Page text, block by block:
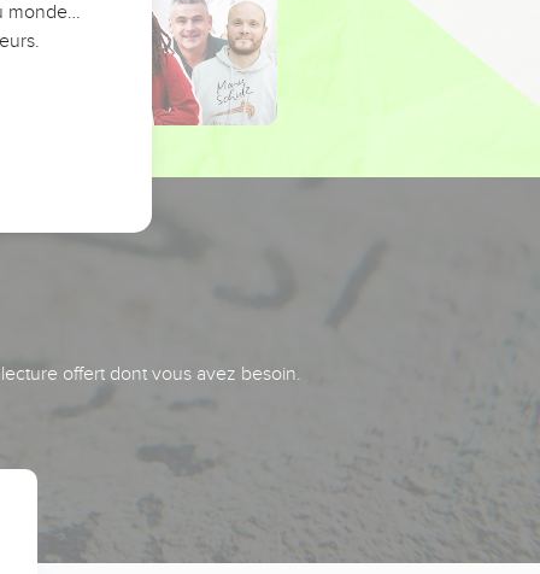
offert dont vous avez besoin.
monde…